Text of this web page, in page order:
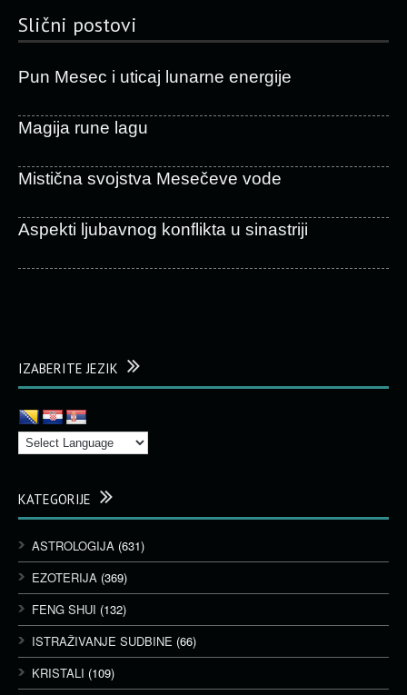
Slični postovi
Pun Mesec i uticaj lunarne energije
Magija rune lagu
Mistična svojstva Mesečeve vode
Aspekti ljubavnog konflikta u sinastriji
IZABERITE JEZIK
KATEGORIJE
ASTROLOGIJA (631)
EZOTERIJA (369)
FENG SHUI (132)
ISTRAŽIVANJE SUDBINE (66)
KRISTALI (109)